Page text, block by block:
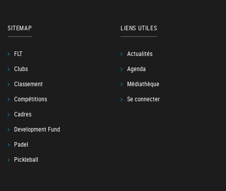
SITEMAP
FLT
Clubs
Classement
Compétitions
Cadres
Development Fund
Padel
Pickleball
LIENS UTILES
Actualités
Agenda
Médiathèque
Se connecter